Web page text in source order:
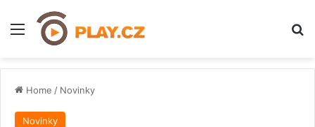
Menu
Home / Novinky
Novinky